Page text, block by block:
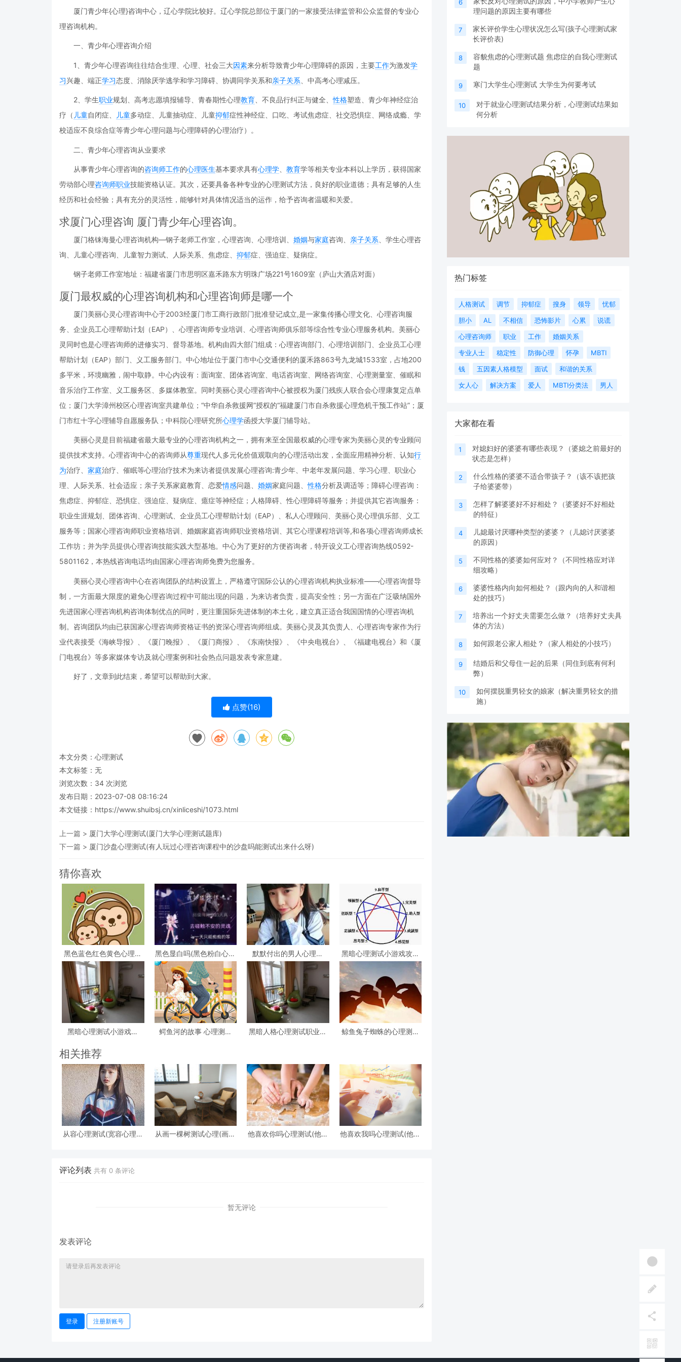
厦门青少年{心理}咨询中心，辽心学院比较好。辽心学院总部位于厦门的一家接受法律监管和公众监督的专业心
理咨询机构。
一、青少年心理咨询介绍
1、青少年心理咨询往往结合生理、心理、社会三大因素来分析导致青少年心理障碍的原因，主要工作为激发学
习兴趣、端正学习态度、消除厌学逃学和学习障碍、协调同学关系和亲子关系 、中高考心理减压。
2、学生职业规划、高考志愿填报辅导、青春期性心理教育 、不良品行纠正与健全、性格塑造、青少年神经症治
疗（ 儿童自闭症、 儿童多动症、儿童抽动症、儿童抑郁症性神经症、口吃、考试焦虑症、社交恐惧症、网络成瘾、学
校适应不良综合症等青少年心理问题与心理障碍的心理治疗）。
二、青少年心理咨询从业要求
从事青少年心理咨询的咨询师工作的心理医生基本要求具有心理学 教育学等相关专业本科以上学历，获得国家
劳动部心理咨询师职业技能资格认证。其次，还要具备各种专业的心理测试方法，良好的职业道德；具有足够的人生
经历和社会经验；具有充分的灵活性，能够针对具体情况适当的运作，给予咨询者温暖和关爱。
求厦门心理咨询 厦门青少年心理咨询。
厦门格铼海曼心理咨询机构—钢子老师工作室，心理咨询、心理培训、 婚姻与家庭咨询、 亲子关系 、学生心理咨
询、儿童心理咨询、儿童智力测试、人际关系、焦虑症、 抑郁症、强迫症、疑病症。
钢子老师工作室地址：福建省厦门市思明区嘉禾路东方明珠广场221号1609室（庐山大酒店对面）
厦门最权威的心理咨询机构和心理咨询师是哪一个
厦门美丽心灵心理咨询中心于2003经厦门市工商行政部门批准登记成立,是一家集传播心理文化、心理咨询服
务、企业员工心理帮助计划（EAP）、心理咨询师专业培训、心理咨询师俱乐部等综合性专业心理服务机构。美丽心
灵同时也是心理咨询师的进修实习、督导基地。机构由四大部门组成：心理咨询部门、心理培训部门、企业员工心理
帮助计划（EAP）部门、义工服务部门。中心地址位于厦门市中心交通便利的厦禾路863号九龙城1533室，占地200
多平米，环境幽雅，闹中取静。中心内设有：面询室、团体咨询室、电话咨询室、网络咨询室、心理测量室、催眠和
音乐治疗工作室、义工服务区、多媒体教室。同时美丽心灵心理咨询中心被授权为厦门残疾人联合会心理康复定点单
位；厦门大学漳州校区心理咨询室共建单位；“中华自杀救援网”授权的“福建厦门市自杀救援心理危机干预工作站”；厦
门市红十字心理辅导自愿服务队；中科院心理研究所心理学函授大学厦门辅导站。
美丽心灵是目前福建省最大最专业的心理咨询机构之一，拥有来至全国最权威的心理专家为美丽心灵的专业顾问
提供技术支持。心理咨询中心的咨询师从尊重现代人多元化价值观取向的心理活动出发，全面应用精神分析、认知行
为治疗、 家庭治疗、催眠等心理治疗技术为来访者提供发展心理咨询:青少年、中老年发展问题、学习心理、职业心
理、人际关系、社会适应；亲子关系家庭教育、恋爱情感问题、 婚姻家庭问题、性格分析及调适等；障碍心理咨询：
焦虑症、抑郁症、恐惧症、强迫症、疑病症、癔症等神经症；人格障碍、性心理障碍等服务；并提供其它咨询服务：
职业生涯规划、团体咨询、心理测试、企业员工心理帮助计划（EAP）、私人心理顾问、美丽心灵心理俱乐部、义工
服务等；国家心理咨询师职业资格培训、婚姻家庭咨询师职业资格培训、其它心理课程培训等,和各项心理咨询师成长
工作坊；并为学员提供心理咨询技能实践大型基地。中心为了更好的方便咨询者，特开设义工心理咨询热线0592-
5801162，本热线咨询电话均由国家心理咨询师免费为您服务。
美丽心灵心理咨询中心在咨询团队的结构设置上，严格遵守国际公认的心理咨询机构执业标准——心理咨询督导
制，一方面最大限度的避免心理咨询过程中可能出现的问题，为来访者负责，提高安全性；另一方面在广泛吸纳国外
先进国家心理咨询机构咨询体制优点的同时，更注重国际先进体制的本土化，建立真正适合我国国情的心理咨询机
制。咨询团队均由已获国家心理咨询师资格证书的资深心理咨询师组成。美丽心灵及其负责人、心理咨询专家作为行
业代表接受《海峡导报》、《厦门晚报》、《厦门商报》、《东南快报》、《中央电视台》、《福建电视台》和《厦
门电视台》等多家媒体专访及就心理案例和社会热点问题发表专家意建。
好了，文章到此结束，希望可以帮助到大家。
点赞(16)
本文分类： 心理测试
本文标签：无
浏览次数： 34 次浏览
发布日期：2023-07-08 08:16:24
本文链接： https://www.shuibsj.cn/xinliceshi/1073.html
上一篇 > 厦门大学心理测试(厦门大学心理测试题库)
下一篇 > 厦门沙盘心理测试(有人玩过心理咨询课程中的沙盘吗能测试出来什么呀)
猜你喜欢
黑色蓝色红色黄色心理测
试，心理测试 红色 黑色
黄色 蓝色 白色 绿色分别
是什么
黑色显白吗(黑色粉白心理
测试准吗)
默默付出的男人心理测
试，女生心理测试
黑暗心理测试小游戏攻略
心理测试小游戏
黑暗心理测试小游戏答
小游戏活动
鳄鱼河的故事 心理测试
黑暗人格心理测试职业，
鲸鱼兔子蜘蛛的心理测试
相关推荐
从容心理测试(宽容心理测
从画一棵树测试心理(画一
他喜欢你吗心理测试(他喜
他喜欢我吗心理测试(他喜
评论列表 共有 0 条评论
暂无评论
发表评论
登录 注册新账号
6
理问题的原因主要有哪些
7
家长评价学生心理状况怎么写(孩子心理测试家
长评价表)
8
容貌焦虑的心理测试题 焦虑症的自我心理测试
题
9 寒门大学生心理测试 大学生为何要考试
10
对于就业心理测试结果分析，心理测试结果如
何分析
热门标签
人格测试 调节 抑郁症 搜身 领导
忧郁
胆小
AL 不相信 恐怖影片 心累
说谎
心理咨询师
职业 工作
婚姻关系
专业人士
稳定性 防御心理 怀孕
MBTI
钱
五因素人格模型 面试
和谐的关系
女人心
解决方案 爱人 MBTI分类法 男人
大家都在看
1
对媳妇好的婆婆有哪些表现？（婆媳之前最好的
状态是怎样）
2
什么性格的婆婆不适合带孩子？（该不该把孩
子给婆婆带）
3
怎样了解婆婆好不好相处？（婆婆好不好相处
的特征）
4
儿媳最讨厌哪种类型的婆婆？（儿媳讨厌婆婆
的原因）
5
不同性格的婆婆如何应对？（不同性格应对详
细攻略）
6
婆婆性格内向如何相处？（跟内向的人和谐相
处的技巧）
7
培养出一个好丈夫需要怎么做？（培养好丈夫具
体的方法）
8 如何跟老公家人相处？（家人相处的小技巧）
9
结婚后和父母住一起的后果（同住到底有何利
弊）
10
如何摆脱重男轻女的娘家（解决重男轻女的措
施）